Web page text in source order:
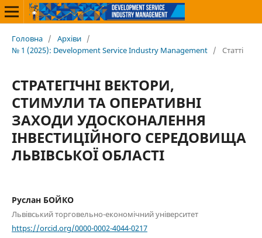
Головна / Архіви /
№ 1 (2025): Development Service Industry Management / Статті
СТРАТЕГІЧНІ ВЕКТОРИ,
СТИМУЛИ ТА ОПЕРАТИВНІ
ЗАХОДИ УДОСКОНАЛЕННЯ
ІНВЕСТИЦІЙНОГО СЕРЕДОВИЩА
ЛЬВІВСЬКОЇ ОБЛАСТІ
Руслан БОЙКО
Львівський торговельно-економічний університет
https://orcid.org/0000-0002-4044-0217